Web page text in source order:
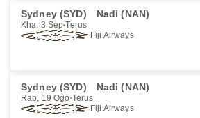
Sydney (SYD) Nadi (NAN)
Kha, 3 Sep Terus
Fiji Airways
Sydney (SYD) Nadi (NAN)
Rab, 19 Ogo Terus
Fiji Airways